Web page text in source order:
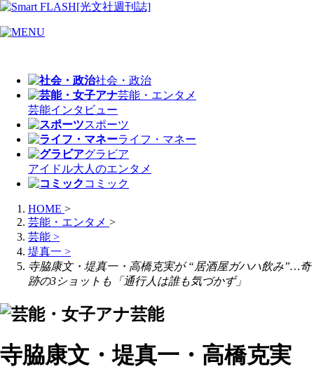
社会・政治
芸能・エンタメ
芸能インタビュー
スポーツ
ライフ・マネー
グラビア
アイドル大人のエンタメ
コミック
HOME >
芸能・エンタメ >
芸能 >
堤真一 >
寺脇康文・堤真一・高橋克実が “居酒屋ガハハ飲み”…奇
跡の3ショットも「通行人は誰も気づかず」
芸能
寺脇康文・堤真一・高橋克実